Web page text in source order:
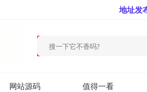
地址发
网站源码 值得一看